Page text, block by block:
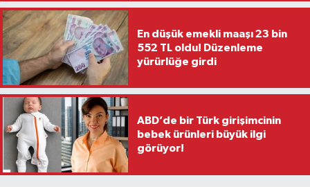
En düşük emekli maaşı 23 bin
552 TL oldu! Düzenleme
yürürlüğe girdi
ABD’de bir Türk girişimcinin
bebek ürünleri büyük ilgi
görüyor!